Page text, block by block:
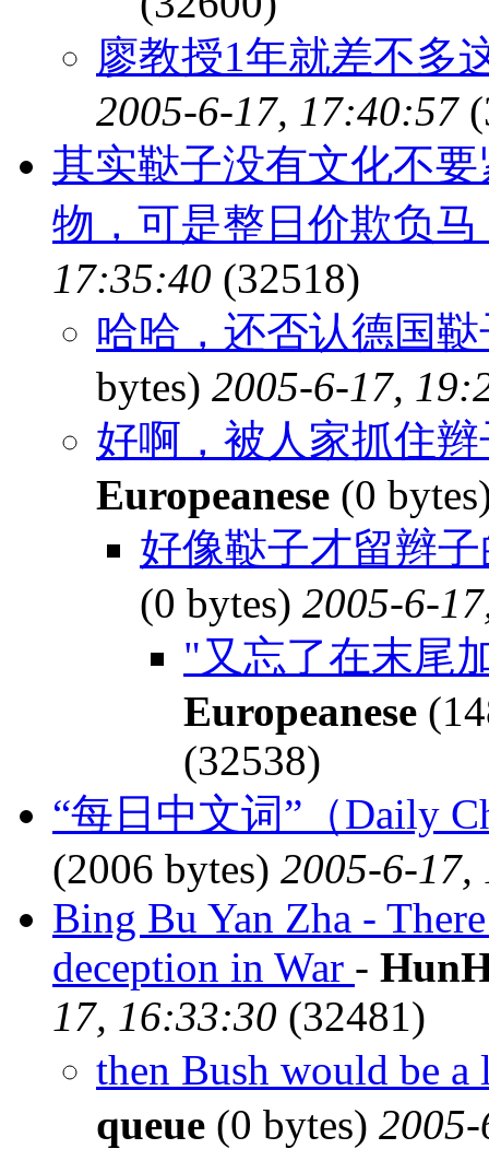
廖教授1年就差不多
2005-6-17, 17:40:57
其实鞑子没有文化不
物，可是整日价欺负
17:35:40 (32518)
哈哈，还否认德国
bytes) 2005-6-17,
好啊，被人家抓住
Europeanese (0
好像鞑子才留辫
(0 bytes) 2005-6-
"又忘了在末尾
Europeanese
(32538)
“每日中文词”（Daily
(2006 bytes) 2005-6-17,
Bing Bu Yan Zha -
deception in War -
17, 16:33:30 (32481)
then Bush would be
queue (0 bytes)